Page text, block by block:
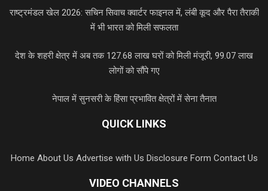
राष्ट्रमंडल खेल 2026: सचिन सिवाच क्वार्टर फाइनल में, लंबी कूद और पैरा तैराकी
में भी भारत को मिली सफलता
देश के शहरी क्षेत्र में अब तक 127.68 लाख घरों को मिली मंजूरी, 99.07 लाख
लोगों को सौंपे गए
नेपाल में सुनसरी के हिंसा प्रभावित क्षेत्रों में सेना तैनात
QUICK LINKS
Home About Us Advertise with Us Disclosure Form Contact Us
VIDEO CHANNELS